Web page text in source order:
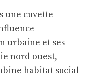
une cuvette
urbaine et ses
nord-ouest,
habitat social